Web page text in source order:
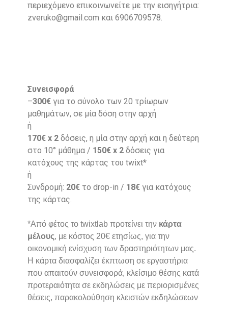
περιεχόμενο επικοινωνείτε με την εισηγήτρια:
zveruko@gmail.com και 6906709578.
Συνεισφορά
–300€ για το σύνολο των 20 τρίωρων
μαθημάτων, σε μία δόση στην αρχή
ή
170€ x 2 δόσεις, η μία στην αρχή και η δεύτερη
στο 10° μάθημα / 150€ x 2 δόσεις για
κατόχους της κάρτας του twixt*
ή
Συνδρομή: 20€ το drop-in / 18€ για κατόχους
της κάρτας.
*Από φέτος το twixtlab προτείνει την κάρτα
μέλους, με κόστος 20€ ετησίως, για την
οικονομική ενίσχυση των δραστηριότητων μας.
Η κάρτα διασφαλίζει έκπτωση σε εργαστήρια
που απαιτούν συνεισφορά, κλείσιμο θέσης κατά
προτεραιότητα σε εκδηλώσεις με περιορισμένες
θέσεις, παρακολούθηση κλειστών εκδηλώσεων